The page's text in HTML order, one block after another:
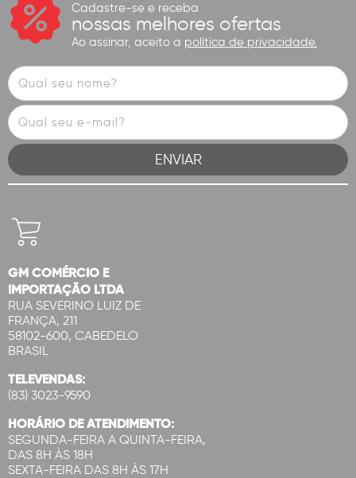
Cadastre-se e receba
nossas melhores ofertas
Ao assinar, aceito a política de privacidade.
GM COMÉRCIO E
IMPORTAÇÃO LTDA
RUA SEVERINO LUIZ DE
FRANÇA, 211
58102-600, CABEDELO
BRASIL
TELEVENDAS:
(83) 3023-9590
HORÁRIO DE ATENDIMENTO:
SEGUNDA-FEIRA A QUINTA-FEIRA,
DAS 8H ÀS 18H
SEXTA-FEIRA DAS 8H ÀS 17H